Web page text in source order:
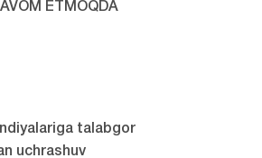
ETMOQDA
talabgor
uchrashuv